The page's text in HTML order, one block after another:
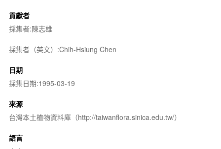
貢獻者
採集者:陳志雄
採集者（英文）:Chih-Hsiung Chen
日期
採集日期:1995-03-19
來源
台灣本土植物資料庫（http://taiwanflora.sinica.edu.tw/）
語言